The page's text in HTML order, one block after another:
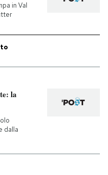
Media
in Val
la
dalla